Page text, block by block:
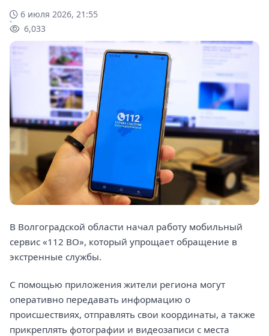
6 июля 2026, 21:55
6,033
В Волгоградской области начал работу мобильный
сервис «112 ВО», который упрощает обращение в
экстренные службы.
С помощью приложения жители региона могут
оперативно передавать информацию о
происшествиях, отправлять свои координаты, а также
прикреплять фотографии и видеозаписи с места